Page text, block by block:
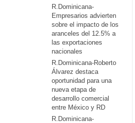
R.Dominicana-
Empresarios advierten
sobre el impacto de los
aranceles del 12.5% a
las exportaciones
nacionales
R.Dominicana-Roberto
Álvarez destaca
oportunidad para una
nueva etapa de
desarrollo comercial
entre México y RD
R.Dominicana-